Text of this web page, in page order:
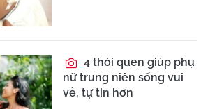
4 thói quen giúp phụ
nữ trung niên sống vui
vẻ, tự tin hơn